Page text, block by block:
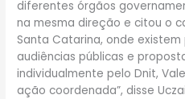
diferentes órgãos
na mesma direção e citou o
Santa Catarina, onde
audiências públicas e
individualmente pelo Dnit,
ação coordenada”, disse